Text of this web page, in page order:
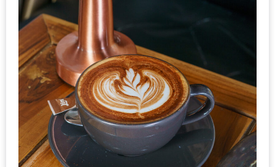
เชียงใหม่
PANDA
TIME
ทำไม
เรา
ไม่
ทำ
อาหาร